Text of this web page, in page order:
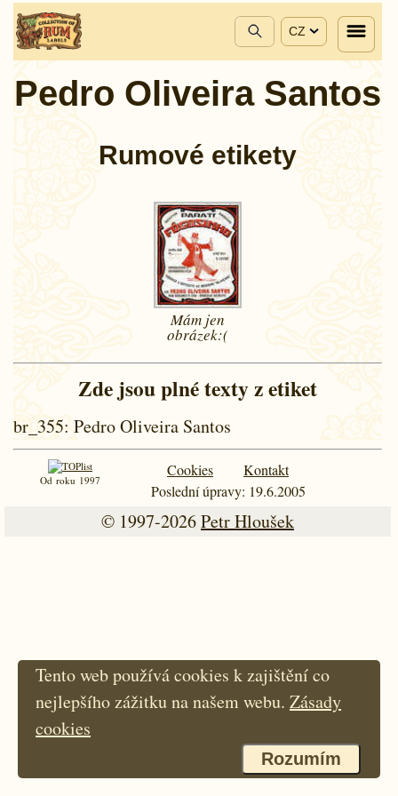
CZ
Pedro Oliveira Santos
Rumové etikety
Mám jen
obrázek:(
Zde jsou plné texty z etiket
br_355: Pedro Oliveira Santos
Od roku 1997
Cookies
Kontakt
Poslední úpravy: 19.6.2005
© 1997-2026Petr Hloušek
Tento web používá cookies k zajištění co
nejlepšího zážitku na našem webu. Zásady
cookies
Rozumím